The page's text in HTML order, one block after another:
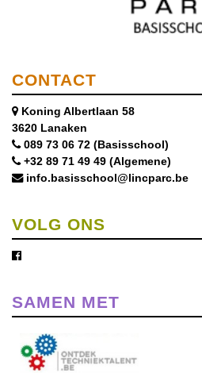
CONTACT
Koning Albertlaan 58
3620 Lanaken
089 73 06 72 (Basisschool)
+32 89 71 49 49 (Algemene)
info.basisschool@lincparc.be
VOLG ONS
SAMEN MET